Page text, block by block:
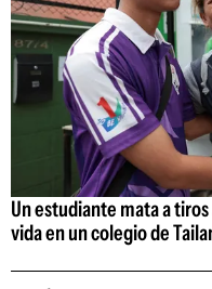
Un estudiante mata a
vida en un colegio de